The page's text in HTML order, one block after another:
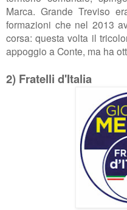
Marca. Grande Treviso
formazioni che nel 2013
corsa: questa volta il
appoggio a Conte, ma ha
2) Fratelli d'Italia